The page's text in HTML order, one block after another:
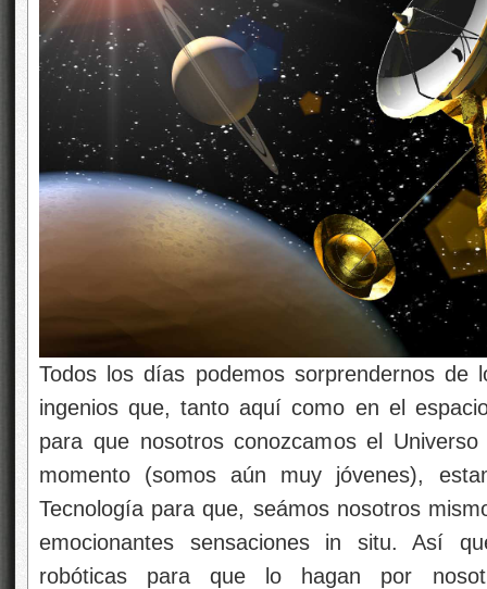
Todos los días podemos sorprendernos de
ingenios que, tanto aquí como en el
para que nosotros conozcamos el
momento (somos aún muy jóvenes),
Tecnología para que, seámos nosotros
emocionantes sensaciones in situ. Así
robóticas para que lo hagan por